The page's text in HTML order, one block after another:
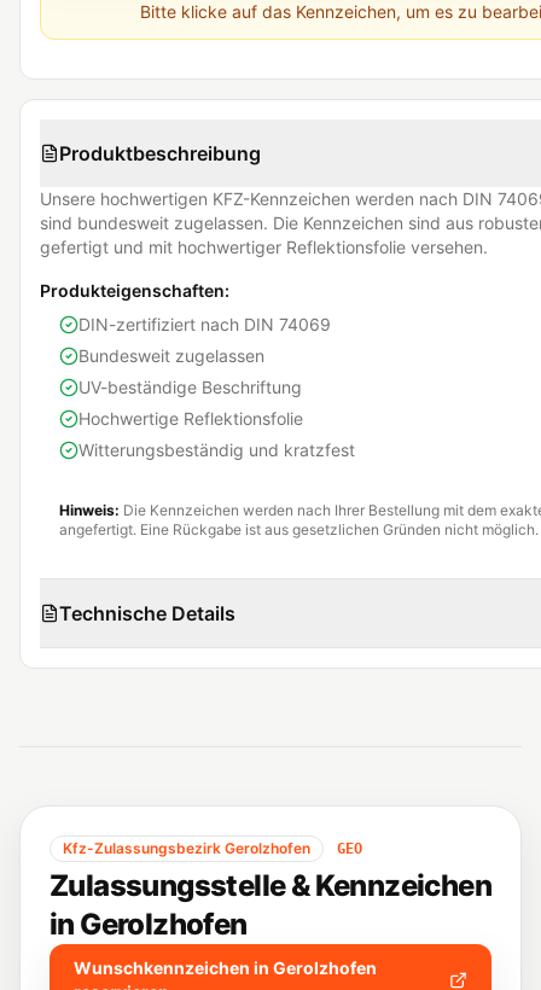
Bitte klicke auf das Kennzeichen, um es zu
Produktbeschreibung
Unsere hochwertigen KFZ-Kennzeichen werden nach DIN
sind bundesweit zugelassen. Die Kennzeichen sind aus
gefertigt und mit hochwertiger Reflektionsfolie versehen.
Produkteigenschaften:
DIN-zertifiziert nach DIN 74069
Bundesweit zugelassen
UV-beständige Beschriftung
Hochwertige Reflektionsfolie
Witterungsbeständig und kratzfest
Hinweis: Die Kennzeichen werden nach Ihrer Bestellung mit dem
angefertigt. Eine Rückgabe ist aus gesetzlichen Gründen nicht möglich.
Technische Details
Kfz-Zulassungsbezirk Gerolzhofen GEO
Zulassungsstelle & Kennzeichen
in Gerolzhofen
Wunschkennzeichen in Gerolzhofen